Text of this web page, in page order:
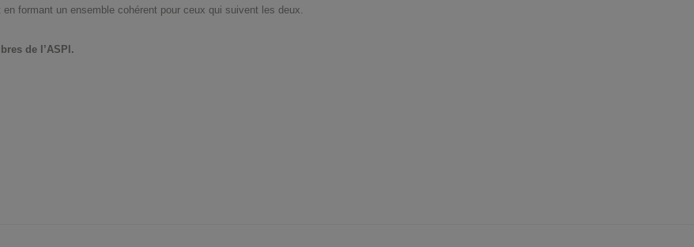
formant un ensemble cohérent pour ceux qui suivent les deux.
de l’ASPI.